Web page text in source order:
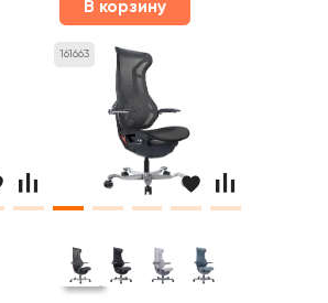
В корзину
161663